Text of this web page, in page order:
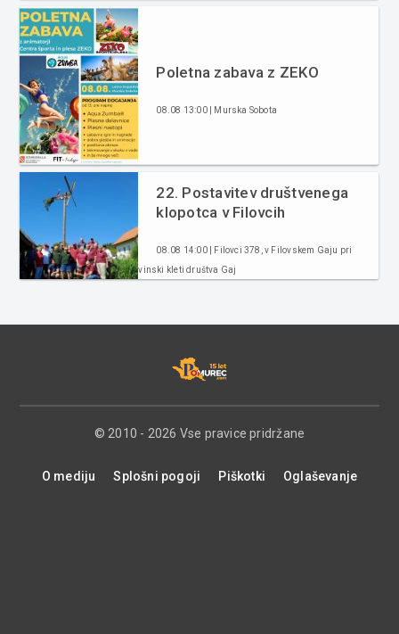
Poletna zabava z ZEKO
08.08 13:00 | Murska Sobota
22. Postavitev društvenega
klopotca v Filovcih
08.08 14:00 | Filovci 378, v Filovskem Gaju pri
vinski kleti društva Gaj
© 2010 - 2026 Vse pravice pridržane
O mediju Splošni pogoji Piškotki Oglaševanje